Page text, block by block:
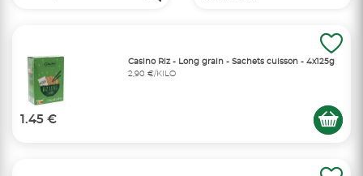
Casino Riz - Long grain - Sachets cuisson - 4x125g
2,90 €/KILO
1.45 €